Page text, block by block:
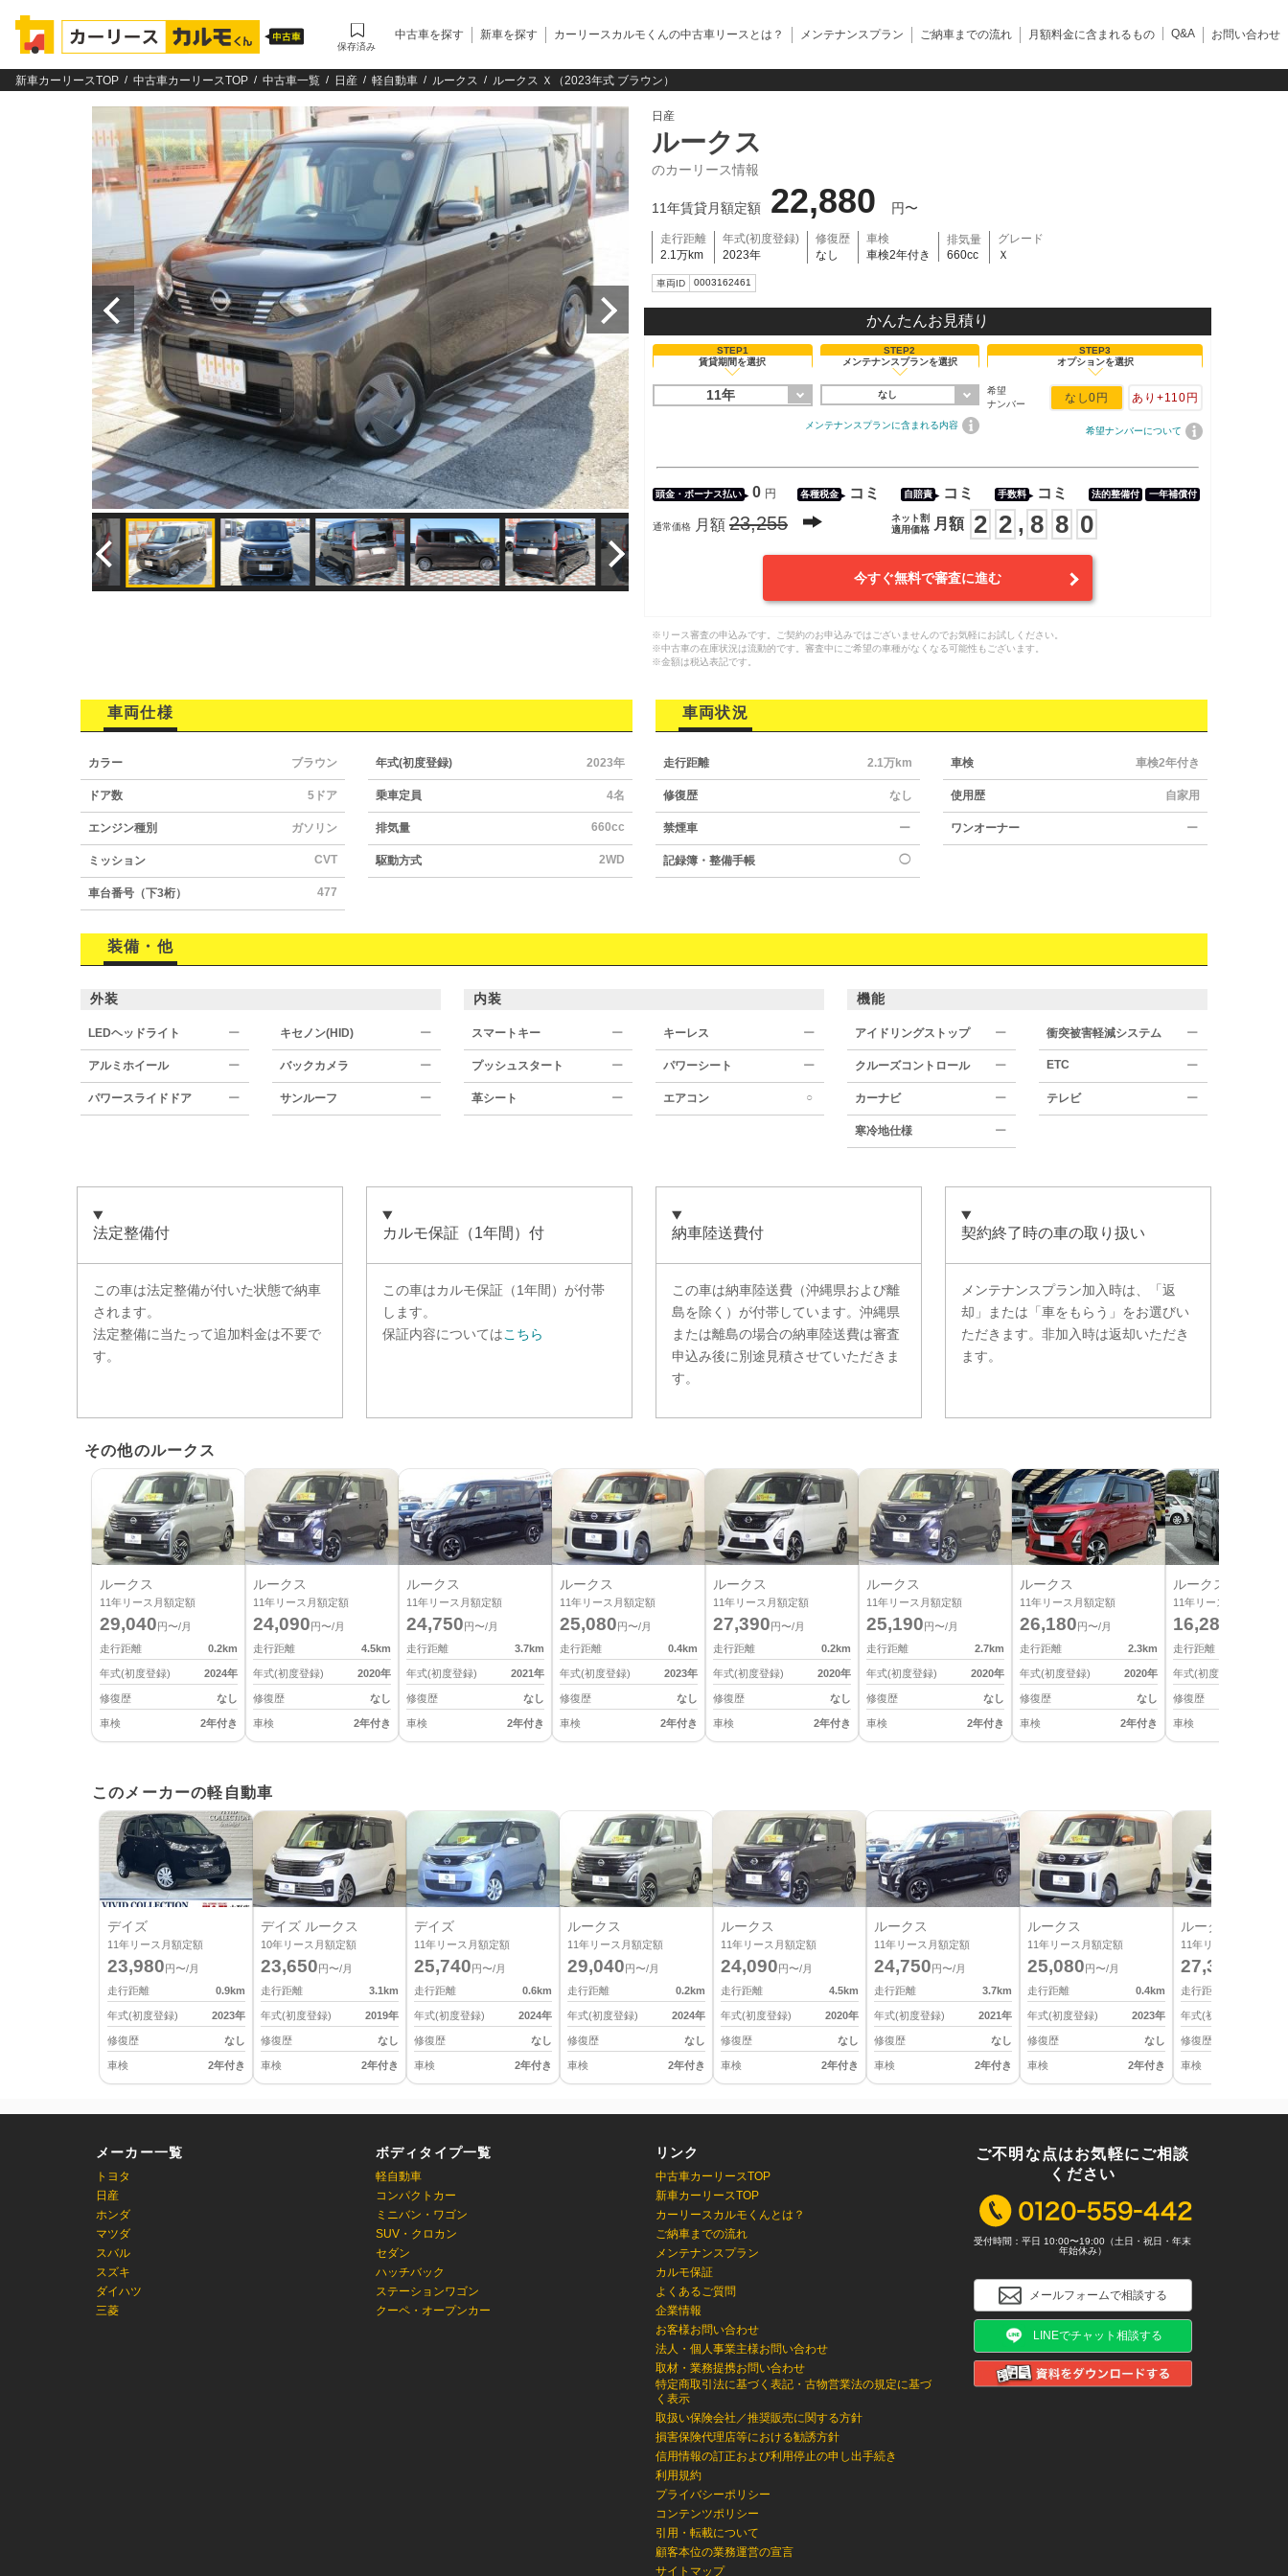
保存済み
中古車を探す 新車を探す カーリースカルモくんの中古車リースとは？ メンテナンスプラン ご納車までの流れ 月額料金に含まれるもの Q&A お問い合わせ
新車カーリースTOP 中古車カーリースTOP 中古車一覧 日産 軽自動車 ルークス ルークス Ｘ（2023年式 ブラウン）
日産
ルークス
のカーリース情報
11年賃貸月額定額 22,880 円〜
走行距離
2.1万km
年式(初度登録)
2023年
修復歴
なし
車検
車検2年付き
排気量
660cc
グレード
Ｘ
車両ID 0003162461
かんたんお見積り
STEP1
賃貸期間を選択
11年
STEP2
メンテナンスプランを選択
なし
メンテナンスプランに含まれる内容
STEP3
オプションを選択
希望
ナンバー
なし0円 あり +110円
希望ナンバーについて
頭金・ボーナス払い 0 円 各種税金 コミ 自賠責 コミ 手数料 コミ 法的整備付 一年補償付
通常価格 月額 23,255
ネット割
適用価格
月額 2 2 , 8 8 0
今すぐ無料で審査に進む
※リース審査の申込みです。ご契約のお申込みではございませんのでお気軽にお試しください。
※中古車の在庫状況は流動的です。審査中にご希望の車種がなくなる可能性もございます。
※金額は税込表記です。
車両仕様
カラー ブラウン 年式(初度登録) 2023年
ドア数 5ドア 乗車定員 4名
エンジン種別 ガソリン 排気量 660cc
ミッション CVT 駆動方式 2WD
車台番号（下3桁） 477
車両状況
走行距離 2.1万km 車検 車検2年付き
修復歴 なし 使用歴 自家用
禁煙車 ー ワンオーナー ー
記録簿・整備手帳 ◯
装備・他
外装
LEDヘッドライト ー キセノン(HID) ー
アルミホイール ー バックカメラ ー
パワースライドドア ー サンルーフ ー
内装
スマートキー ー キーレス ー
プッシュスタート ー パワーシート ー
革シート ー エアコン ○
機能
アイドリングストップ ー 衝突被害軽減システム ー
クルーズコントロール ー ETC ー
カーナビ ー テレビ ー
寒冷地仕様 ー
法定整備付
この車は法定整備が付いた状態で納車
されます。
法定整備に当たって追加料金は不要で
す。
カルモ保証（1年間）付
この車はカルモ保証（1年間） が付帯
します。
保証内容についてはこちら
納車陸送費付
この車は納車陸送費（沖縄県および離
島を除く）が付帯しています。沖縄県
または離島の場合の納車陸送費は審査
申込み後に別途見積させていただきま
す。
契約終了時の車の取り扱い
メンテナンスプラン加入時は、「返
却」または「車をもらう」をお選びい
ただきます。非加入時は返却いただき
ます。
その他のルークス
ルークス
11年リース月額定額
29,040 円〜/月
走行距離
0.2km
年式(初度登録) 2024年
修復歴 なし
車検 2年付き
ルークス
11年リース月額定額
24,090 円〜/月
走行距離
4.5km
年式(初度登録) 2020年
修復歴 なし
車検 2年付き
ルークス
11年リース月額定額
24,750 円〜/月
走行距離
3.7km
年式(初度登録) 2021年
修復歴 なし
車検 2年付き
ルークス
11年リース月額定額
25,080 円〜/月
走行距離
0.4km
年式(初度登録) 2023年
修復歴 なし
車検 2年付き
ルークス
11年リース月額定額
27,390 円〜/月
走行距離
0.2km
年式(初度登録) 2020年
修復歴 なし
車検 2年付き
ルークス
11年リース月額定額
25,190 円〜/月
走行距離
2.7km
年式(初度登録) 2020年
修復歴 なし
車検 2年付き
ルークス
11年リース月額定額
26,180 円〜/月
走行距離
2.3km
年式(初度登録) 2020年
修復歴 なし
車検 2年付き
ルークス
11年リース月額定額
16,280
走行距離
年式(初度登録)
修復歴
車検
このメーカーの軽自動車
デイズ
11年リース月額定額
23,980 円〜/月
走行距離
0.9km
年式(初度登録) 2023年
修復歴 なし
車検 2年付き
デイズ ルークス
10年リース月額定額
23,650 円〜/月
走行距離
3.1km
年式(初度登録) 2019年
修復歴 なし
車検 2年付き
デイズ
11年リース月額定額
25,740 円〜/月
走行距離
0.6km
年式(初度登録) 2024年
修復歴 なし
車検 2年付き
ルークス
11年リース月額定額
29,040 円〜/月
走行距離
0.2km
年式(初度登録) 2024年
修復歴 なし
車検 2年付き
ルークス
11年リース月額定額
24,090 円〜/月
走行距離
4.5km
年式(初度登録) 2020年
修復歴 なし
車検 2年付き
ルークス
11年リース月額定額
24,750 円〜/月
走行距離
3.7km
年式(初度登録) 2021年
修復歴 なし
車検 2年付き
ルークス
11年リース月額定額
25,080 円〜/月
走行距離
0.4km
年式(初度登録) 2023年
修復歴 なし
車検 2年付き
ルークス
11年リース月額定額
27,390
走行距離
年式(初度登録)
修復歴
車検
メーカー一覧
トヨタ
日産
ホンダ
マツダ
スバル
スズキ
ダイハツ
三菱
ボディタイプ一覧
軽自動車
コンパクトカー
ミニバン・ワゴン
SUV・クロカン
セダン
ハッチバック
ステーションワゴン
クーペ・オープンカー
リンク
中古車カーリースTOP
新車カーリースTOP
カーリースカルモくんとは？
ご納車までの流れ
メンテナンスプラン
カルモ保証
よくあるご質問
企業情報
お客様お問い合わせ
法人・個人事業主様お問い合わせ
取材・業務提携お問い合わせ
特定商取引法に基づく表記・古物営業法の規定に基づ
く表示
取扱い保険会社／推奨販売に関する方針
損害保険代理店等における勧誘方針
信用情報の訂正および利用停止の申し出手続き
利用規約
プライバシーポリシー
コンテンツポリシー
引用・転載について
顧客本位の業務運営の宣言
サイトマップ
ご不明な点はお気軽にご相談
ください
受付時間：平日 10:00〜19:00（土日・祝日・年末
年始休み）
メールフォームで相談する
LINEでチャット相談する